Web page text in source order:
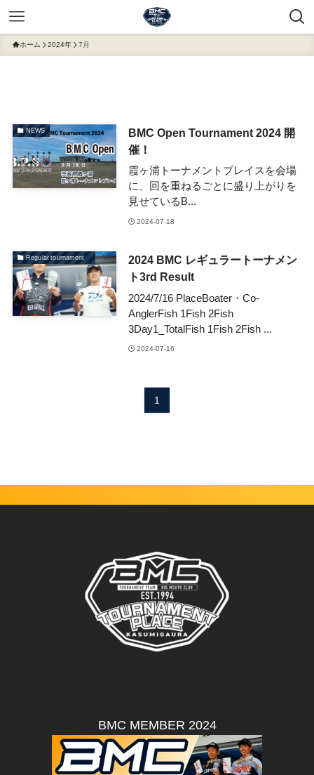
ホーム 2024年 7月
NEWS
BMC Open Tournament 2024 開
催！
霞ヶ浦トーナメントプレイスを会場
に、回を重ねるごとに盛り上がりを
見せているB...
2024-07-18
Regular tournament
2024 BMC レギュラートーナメン
ト3rd Result
2024/7/16 PlaceBoater・Co-
AnglerFish 1Fish 2Fish
3Day1_TotalFish 1Fish 2Fish ...
2024-07-16
1
BMC MEMBER 2024